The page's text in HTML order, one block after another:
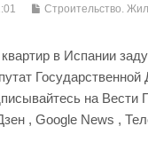
Строительство.
в Испании
на Вести
, Google News ,